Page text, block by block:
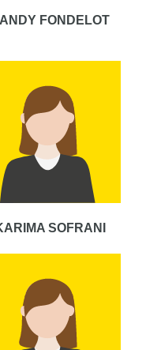
FONDELOT
SOFRANI